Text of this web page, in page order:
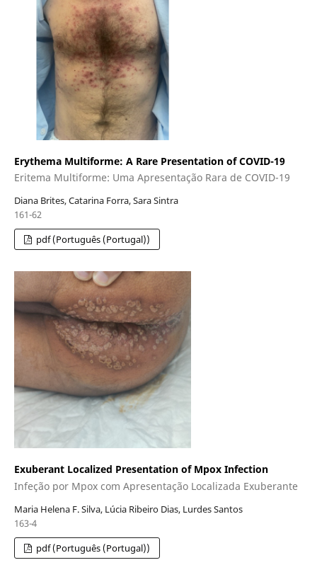
Erythema Multiforme: A Rare Presentation of COVID-19
Eritema Multiforme: Uma Apresentação Rara de COVID-19
Diana Brites, Catarina Forra, Sara Sintra
161-62
pdf (Português (Portugal))
Exuberant Localized Presentation of Mpox Infection
Infeção por Mpox com Apresentação Localizada Exuberante
Maria Helena F. Silva, Lúcia Ribeiro Dias, Lurdes Santos
163-4
pdf (Português (Portugal))